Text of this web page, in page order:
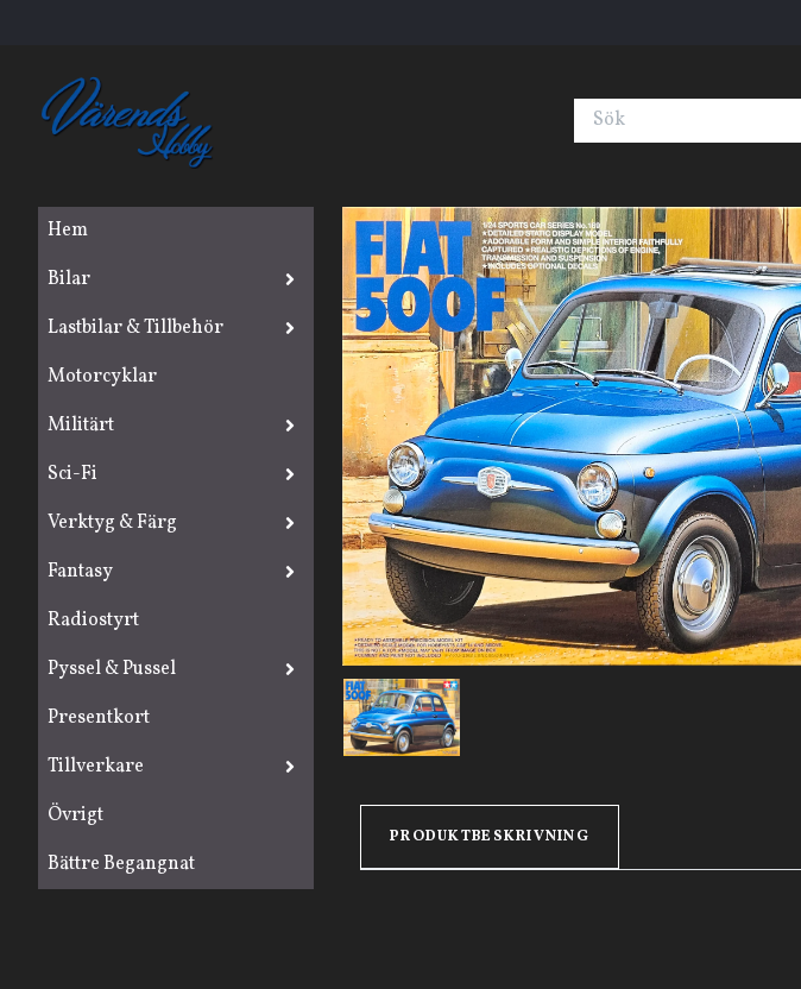
Hem
Bilar
Lastbilar & Tillbehör
Motorcyklar
Militärt
Sci-Fi
Verktyg & Färg
Fantasy
Radiostyrt
Pyssel & Pussel
Presentkort
Tillverkare
Övrigt
Bättre Begangnat
PRODUKTBESKRIVNING